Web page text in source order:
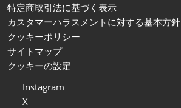
特定商取引法に基づく表示
カスタマーハラスメントに対する基本方針
クッキーポリシー
サイトマップ
クッキーの設定
Instagram
X